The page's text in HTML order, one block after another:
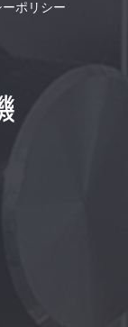
ポリシー